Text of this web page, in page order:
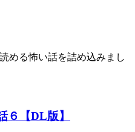
める怖い話を詰め込みまし
６【DL版】